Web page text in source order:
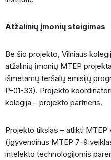
Atžalinių įmonių steigimas
Be šio projekto, Vilniaus
atžalinių įmonių MTEP
išmetamų teršalų emisijų
P-01-33). Projekto
kolegija – projekto partneris.
Projekto tikslas – atlikti MTEP
(įgyvendinus MTEP 7-9
intelekto technologijomis